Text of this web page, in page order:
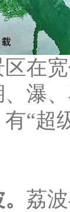
在宽
瀑
“超
荔